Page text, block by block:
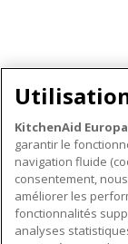
Téléchargez
produit pour
À PROPOS DE
KitchenAid
garantir le
navigation fluide
consentement,
améliorer les
fonctionnalités
analyses